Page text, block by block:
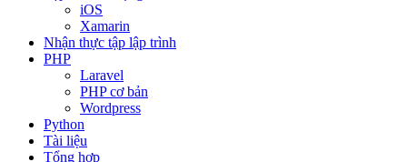
iOS
Xamarin
Nhận thực tập lập trình
PHP
Laravel
PHP cơ bản
Wordpress
Python
Tài liệu
Tổng hợp